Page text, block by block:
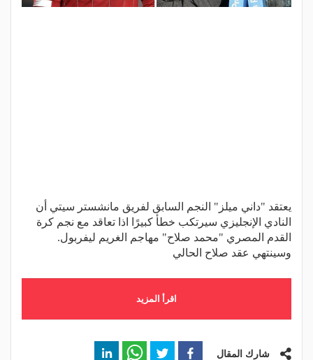
يعتقد "داني ميلز" النجم السابق لفريق مانشستر سيتي أن
النادي الإنجليزي سيرتكب خطأ كبيرًا اذا تعاقد مع نجم كرة
القدم المصري "محمد صلاح" مهاجم الغريم ليفربول.
وسينتهي عقد صلاح الحالي
اقرأ المزيد
شارك المقال